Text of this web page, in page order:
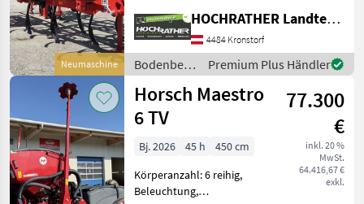
Neumaschine
Scheibeneinegnung,
Schmalschar HM,
Tiefenverst. Hydraulik,
Double Cage Packer
Einsatzspektrum: Flache
und
HOCHRATHER Landtechnik GmbH
4484 Kronstorf
Bodenbearbeitung
/ Horsch
Premium Plus Händler
Horsch Maestro
6 TV
77.300
€
inkl. 20 %
MwSt.
64.416,67 €
exkl.
Bj. 2026 45 h
450 cm
Körperanzahl: 6 reihig,
Beleuchtung,